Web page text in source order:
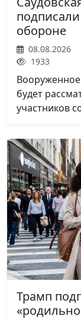
обороне
08.08.2026
1933
будет
участников
Трамп